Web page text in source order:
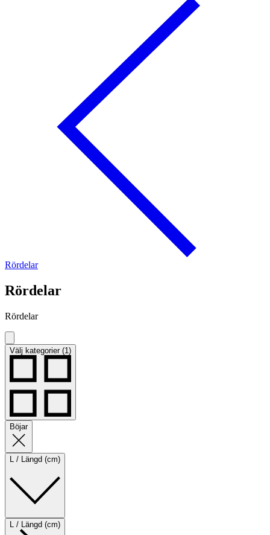
Rördelar
Rördelar
Rördelar
Välj kategorier (1)
Böjar
L / Längd (cm)
L / Längd (cm)